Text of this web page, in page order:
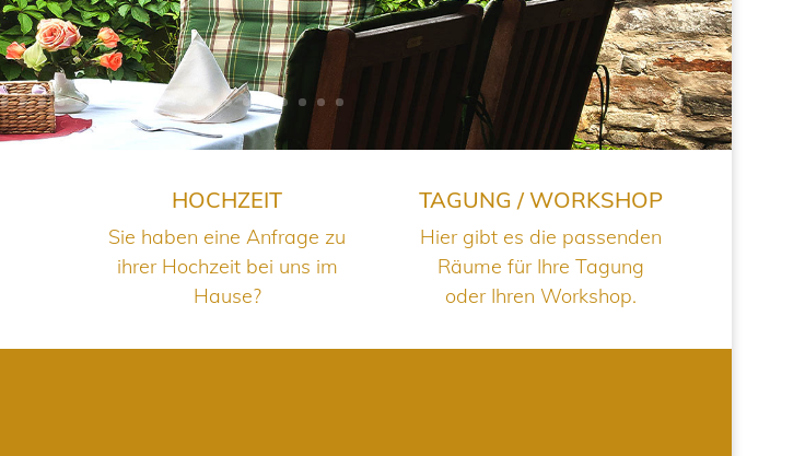
HOCHZEIT
Sie haben eine Anfrage zu
ihrer Hochzeit bei uns im
Hause?
TAGUNG / WORKSHOP
Hier gibt es die passenden
Räume für Ihre Tagung
oder Ihren Workshop.